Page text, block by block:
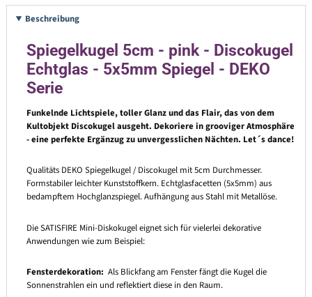
Beschreibung
Spiegelkugel 5cm - pink - Discokugel
Echtglas - 5x5mm Spiegel - DEKO
Serie
Funkelnde Lichtspiele, toller Glanz und das Flair, das von dem
Kultobjekt Discokugel ausgeht. Dekoriere in grooviger Atmosphäre
- eine perfekte Ergänzug zu unvergesslichen Nächten. Let´s dance!
Qualitäts DEKO Spiegelkugel / Discokugel mit 5cm Durchmesser.
Formstabiler leichter Kunststoffkern. Echtglasfacetten (5x5mm) aus
bedampftem Hochglanzspiegel. Aufhängung aus Stahl mit Metallöse.
Die SATISFIRE Mini-Diskokugel eignet sich für vielerlei dekorative
Anwendungen wie zum Beispiel:
Fensterdekoration: Als Blickfang am Fenster fängt die Kugel die
Sonnenstrahlen ein und reflektiert diese in den Raum.